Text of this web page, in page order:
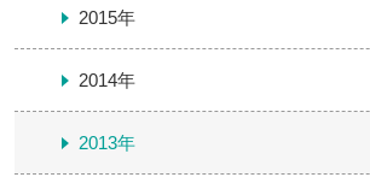
2015年
2014年
2013年